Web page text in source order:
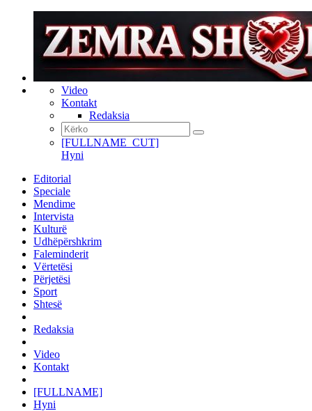
Video
Kontakt
Redaksia
[FULLNAME_CUT]
Hyni
Editorial
Speciale
Mendime
Intervista
Kulturë
Udhëpërshkrim
Faleminderit
Vërtetësi
Përjetësi
Sport
Shtesë
Redaksia
Video
Kontakt
[FULLNAME]
Hyni